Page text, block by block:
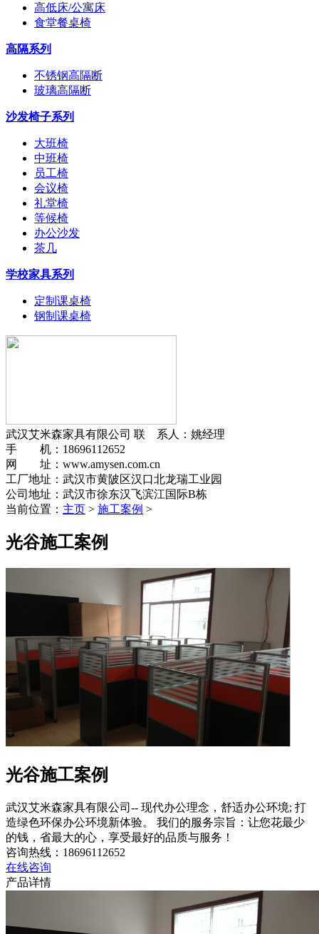
高低床/公寓床
食堂餐桌椅
高隔系列
不锈钢高隔断
玻璃高隔断
沙发椅子系列
大班椅
中班椅
员工椅
会议椅
礼堂椅
等候椅
办公沙发
茶几
学校家具系列
定制课桌椅
钢制课桌椅
武汉艾米森家具有限公司 联 系人：姚经理
手 机：18696112652
网 址：www.amysen.com.cn
工厂地址：武汉市黄陂区汉口北龙瑞工业园
公司地址：武汉市徐东汉飞滨江国际B栋
当前位置： 主页 > 施工案例 >
光谷施工案例
光谷施工案例
武汉艾米森家具有限公司-- 现代办公理念，舒适办公环境; 打
造绿色环保办公环境新体验。 我们的服务宗旨：让您花最少
的钱，省最大的心，享受最好的品质与服务！
咨询热线： 18696112652
在线咨询
产品详情